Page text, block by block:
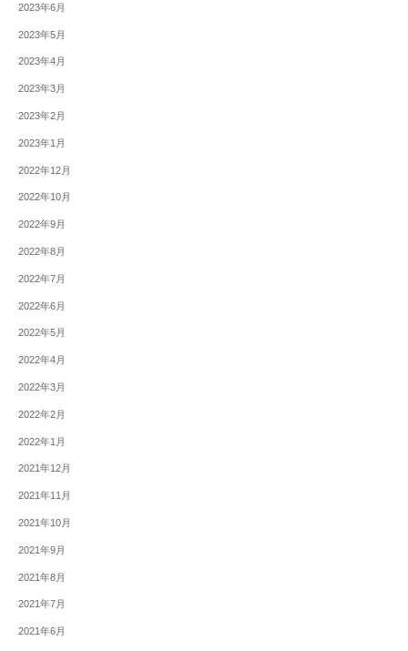
2023年6月
2023年5月
2023年4月
2023年3月
2023年2月
2023年1月
2022年12月
2022年10月
2022年9月
2022年8月
2022年7月
2022年6月
2022年5月
2022年4月
2022年3月
2022年2月
2022年1月
2021年12月
2021年11月
2021年10月
2021年9月
2021年8月
2021年7月
2021年6月